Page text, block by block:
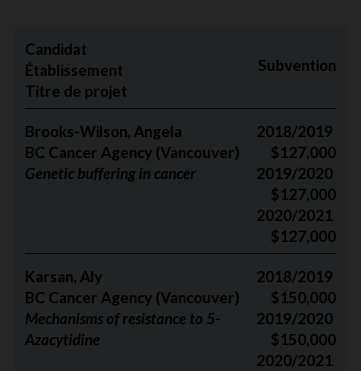
Candidat
Établissement
Titre de projet
Subvention
Brooks-Wilson, Angela
BC Cancer Agency (Vancouver)
Genetic buffering in cancer
2018/2019
$127,000
2019/2020
$127,000
2020/2021
$127,000
Karsan, Aly
BC Cancer Agency (Vancouver)
Mechanisms of resistance to 5-
Azacytidine
2018/2019
$150,000
2019/2020
$150,000
2020/2021